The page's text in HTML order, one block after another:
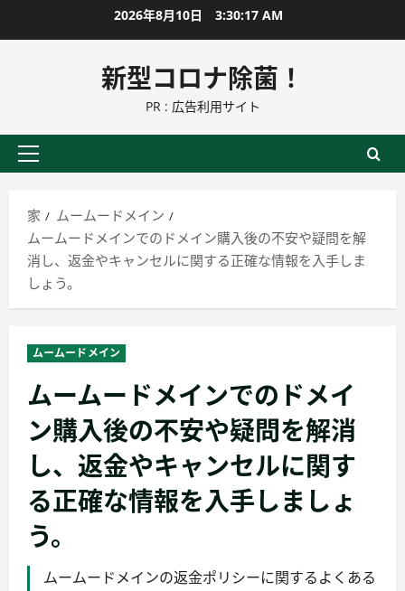
ン
に
2026年8月10日 3:30:18 AM
新型コロナ除菌！
PR : 広告利用サイト
プ
イ
マ
リ
ー
ュ
ー
家
ムームードメイン
ムームードメインでのドメイン購入後の不安や疑問を解
消し、返金やキャンセルに関する正確な情報を入手しま
しょう。
ムームードメイン
ムームードメインでのドメイ
ン購入後の不安や疑問を解消
し、返金やキャンセルに関す
る正確な情報を入手しましょ
う。
ムームードメインの返金ポリシーに関するよくある